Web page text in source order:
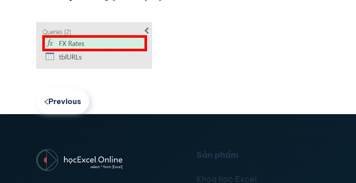
Previous
Sản phẩm
Khóa học Excel